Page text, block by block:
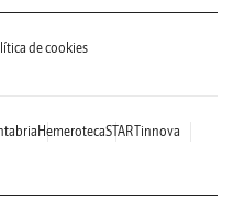
de cookies
HemerotecaSTARTinnova